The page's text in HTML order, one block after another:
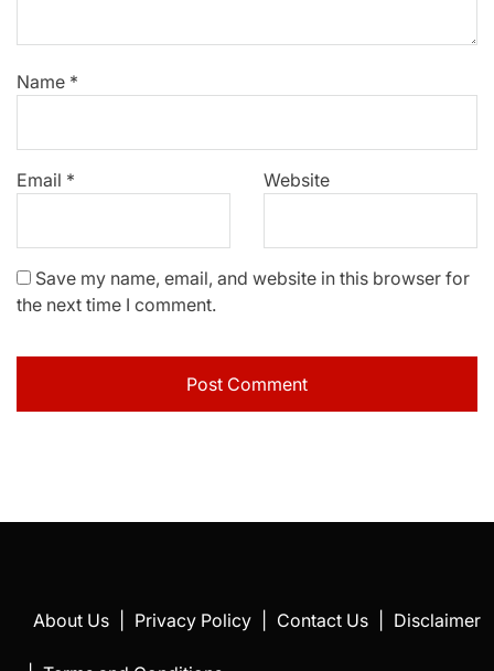
Name *
Email * Website
Save my name, email, and website in this browser for
the next time I comment.
About Us Privacy Policy Contact Us Disclaimer